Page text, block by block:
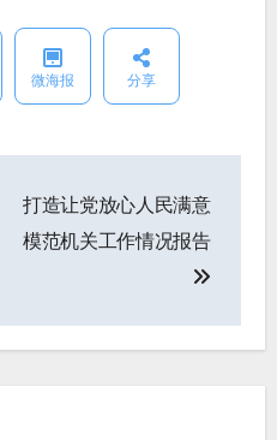
微海报 分享
打造让党放心人民满意
模范机关工作情况报告